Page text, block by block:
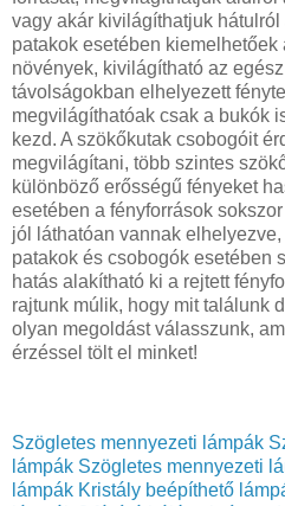
vagy akár kivilágíthatjuk
patakok esetében
növények, kivilágítható az
távolságokban elhelyezett
megvilágíthatóak csak a bukók
kezd. A szökőkutak csobogóit
megvilágítani, több szintes
különböző erősségű fényeket
esetében a fényforrások
jól láthatóan vannak
patakok és csobogók esetében
hatás alakítható ki a rejtett
rajtunk múlik, hogy mit találunk
olyan megoldást válasszunk,
érzéssel tölt el minket!
Szögletes mennyezeti lámpák
lámpák Szögletes mennyezeti
lámpák Kristály beépíthető